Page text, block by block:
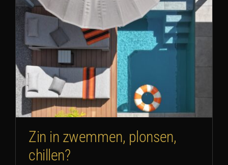
Zin in zwemmen, plonsen,
chillen?